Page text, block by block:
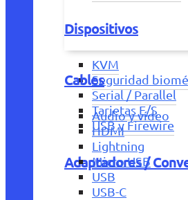
Dispositivos
KVM
Seguridad
Serial / Parallel
Tarjetas E/S
USB y Firewire
Adaptadores /
Cables
Audio y vídeo
HDMI
Lightning
Micro USB
USB
USB-C